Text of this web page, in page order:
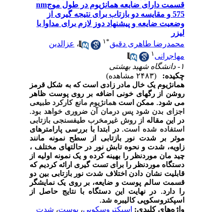
قسمت دارای ضایعه همانژیوم در طول موجnm
575 و مقایسه دو بازتاب برای نتیجه گیری از
وضعیت ضایعه و پیشنهاد دوز لازم برای مداوا با
لیزر
محمدرضا طاهری دقیق* ۱ ،عزالدین
مهاجرانی
چکیده:
همانژیوم یک خال مادر زادی است که به شکل قرمز
روشن از رگ­های خونی اضافه بر روی پوست ظاهر
می شود. ممکن استهمانژیوم مانع کارکرد طبیعی
اجزای بدن شود پس درمان آن ضروری خواهد بود.
در این مقالهاز روش غیر­مخرب طیف­سنجی بازتابی
استفاده شده است. در ابتدا با بررسی پارامتر­های
موثر بر شدت نور بازتابی از سطح نمونه مانند
زاویه، شدت و نحوه تابش نور در حالت­های مختلف ،
چید ­مان مورد­نظر را بهینه کرده و یک نمونه اولیه از
دستگاه موردنظر را برای تست گیری ارائه کردیم که
قابلیت نشان دادن اختلاف شدت نور بازتابی بین دو
قسمت سالم پوست و ضایعه، بر روی یک نمایشگر
را دارد. در نهایت این دستگاه با نتایج حاصل از
اسپکتروسکوپی کالیبره شد.
واژه‌های کلیدی:اسپکتروسکوپی،پوست،شدت